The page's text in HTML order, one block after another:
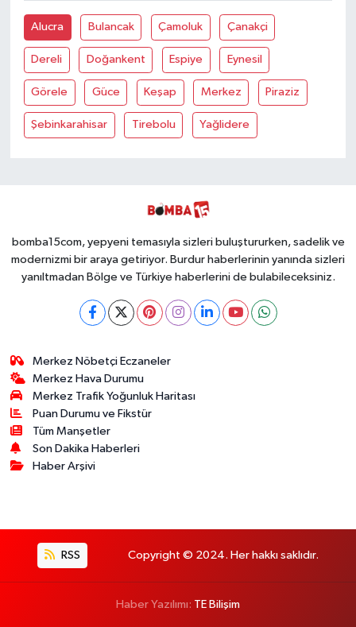
Alucra Bulancak Çamoluk Çanakçi
Dereli Doğankent Espiye Eynesil
Görele Güce Keşap Merkez Piraziz
Şebinkarahisar Tirebolu Yağlidere
bomba15com, yepyeni temasıyla sizleri buluştururken, sadelik ve
modernizmi bir araya getiriyor. Burdur haberlerinin yanında sizleri
yanıltmadan Bölge ve Türkiye haberlerini de bulabileceksiniz.
Merkez Nöbetçi Eczaneler
Merkez Hava Durumu
Merkez Trafik Yoğunluk Haritası
Puan Durumu ve Fikstür
Tüm Manşetler
Son Dakika Haberleri
Haber Arşivi
RSS Copyright © 2024. Her hakkı saklıdır.
Haber Yazılımı: TE Bilişim